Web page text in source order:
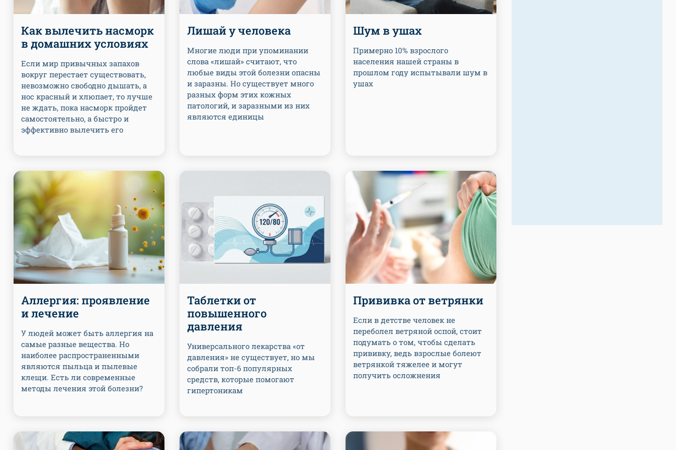
Как вылечить насморк
в домашних условиях
Если мир привычных запахов
вокруг перестает существовать,
невозможно свободно дышать, а
нос красный и хлюпает, то лучше
не ждать, пока насморк пройдет
самостоятельно, а быстро и
эффективно вылечить его
Лишай у человека
Многие люди при упоминании
слова «лишай» считают, что
любые виды этой болезни опасны
и заразны. Но существует много
разных форм этих кожных
патологий, и заразными из них
являются единицы
Шум в ушах
Примерно 10% взрослого
населения нашей страны в
прошлом году испытывали шум в
ушах
Аллергия: проявление
и лечение
У людей может быть аллергия на
самые разные вещества. Но
наиболее распространенными
являются пыльца и пылевые
клещи. Есть ли современные
методы лечения этой болезни?
Таблетки от
повышенного
давления
Универсального лекарства «от
давления» не существует, но мы
собрали топ-6 популярных
средств, которые помогают
гипертоникам
Прививка от ветрянки
Если в детстве человек не
переболел ветряной оспой, стоит
подумать о том, чтобы сделать
прививку, ведь взрослые болеют
ветрянкой тяжелее и могут
получить осложнения